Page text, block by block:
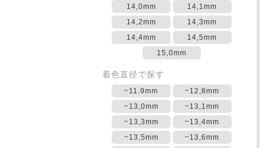
14,0mm
14,1mm
14,2mm
14,3mm
14,4mm
14,5mm
15,0mm
着色直径で探す
~11.9mm
~12,8mm
~13,0mm
~13,1mm
~13,3mm
~13,4mm
~13,5mm
~13,6mm